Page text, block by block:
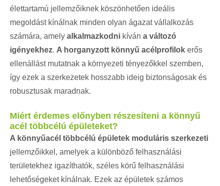
élettartamú jellemzőiknek köszönhetően ideális
megoldást kínálnak minden olyan ágazat vállalkozás
számára, amely alkalmazkodni kíván a változó
igényekhez. A horganyzott könnyű acélprofilok erős
ellenállást mutatnak a környezeti tényezőkkel szemben,
így ezek a szerkezetek hosszabb ideig biztonságosak és
robusztusak maradnak.
Miért érdemes előnyben részesíteni a könnyű
acél többcélú épületeket?
A könnyűacél többcélú épületek moduláris szerkezeti
jellemzőikkel, amelyek a különböző felhasználási
területekhez igazíthatók, széles körű felhasználási
lehetőségeket kínálnak. Ezek az épületek számos